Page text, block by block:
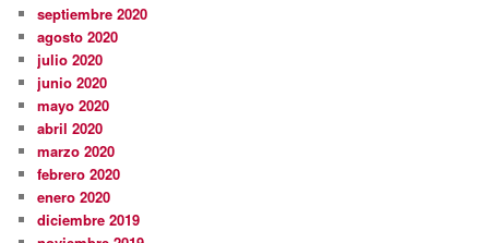
septiembre 2020
agosto 2020
julio 2020
junio 2020
mayo 2020
abril 2020
marzo 2020
febrero 2020
enero 2020
diciembre 2019